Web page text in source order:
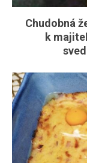
Chudobná
k